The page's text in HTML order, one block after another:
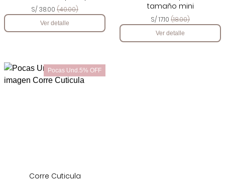
S/ 38.00 (40.00)
Ver detalle
tamaño mini
S/ 17.10 (18.00)
Ver detalle
Pocas Und.5% OFF
Corre Cuticula